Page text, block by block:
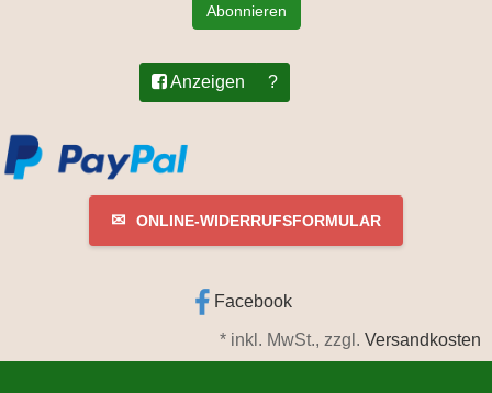
Abonnieren
Anzeigen ?
✉ ONLINE-WIDERRUFSFORMULAR
Facebook
* inkl. MwSt., zzgl. Versandkosten